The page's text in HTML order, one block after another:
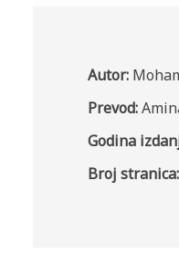
Autor:
Prevod:
Godina
Broj stranica: